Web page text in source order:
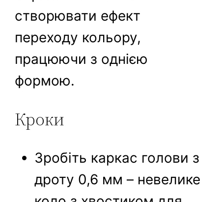
створювати ефект
переходу кольору,
працюючи з однією
формою.
Кроки
Зробіть каркас голови з
дроту 0,6 мм – невелике